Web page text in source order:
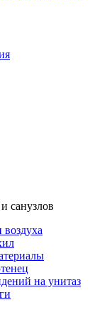
санузлов
на унитаз